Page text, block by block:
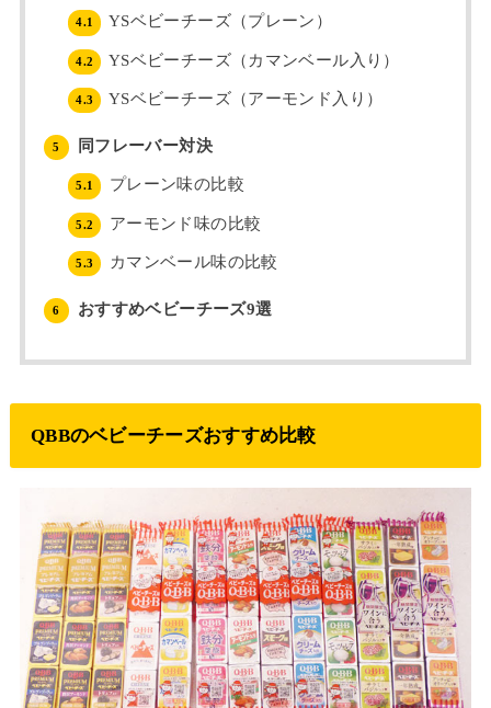
4.1 YSベビーチーズ（プレーン）
4.2 YSベビーチーズ（カマンベール入り）
4.3 YSベビーチーズ（アーモンド入り）
5 同フレーバー対決
5.1 プレーン味の比較
5.2 アーモンド味の比較
5.3 カマンベール味の比較
6 おすすめベビーチーズ9選
QBBのベビーチーズおすすめ比較